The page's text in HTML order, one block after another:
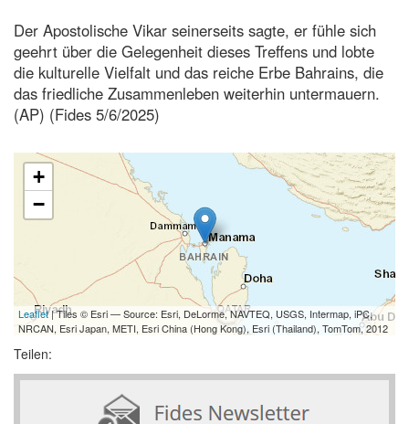
Der Apostolische Vikar seinerseits sagte, er fühle sich
geehrt über die Gelegenheit dieses Treffens und lobte
die kulturelle Vielfalt und das reiche Erbe Bahrains, die
das friedliche Zusammenleben weiterhin untermauern.
(AP) (Fides 5/6/2025)
+
−
Leaflet| Tiles © Esri — Source: Esri, DeLorme, NAVTEQ, USGS, Intermap, iPC,
NRCAN, Esri Japan, METI, Esri China (Hong Kong), Esri (Thailand), TomTom, 2012
Teilen: